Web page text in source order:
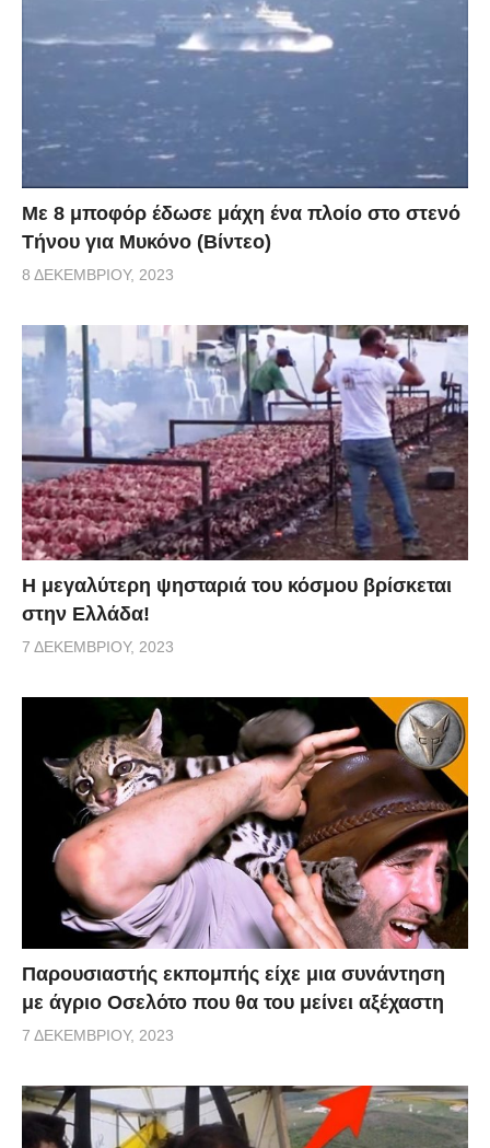
Με 8 μποφόρ έδωσε μάχη ένα πλοίο στο στενό
Τήνου για Μυκόνο (Βίντεο)
8 ΔΕΚΕΜΒΡΊΟΥ, 2023
Η μεγαλύτερη ψησταριά του κόσμου βρίσκεται
στην Ελλάδα!
7 ΔΕΚΕΜΒΡΊΟΥ, 2023
Παρουσιαστής εκπομπής είχε μια συνάντηση
με άγριο Οσελότο που θα του μείνει αξέχαστη
7 ΔΕΚΕΜΒΡΊΟΥ, 2023